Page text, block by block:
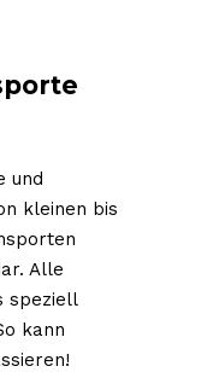
und
kleinen bis
Alle
speziell
kann